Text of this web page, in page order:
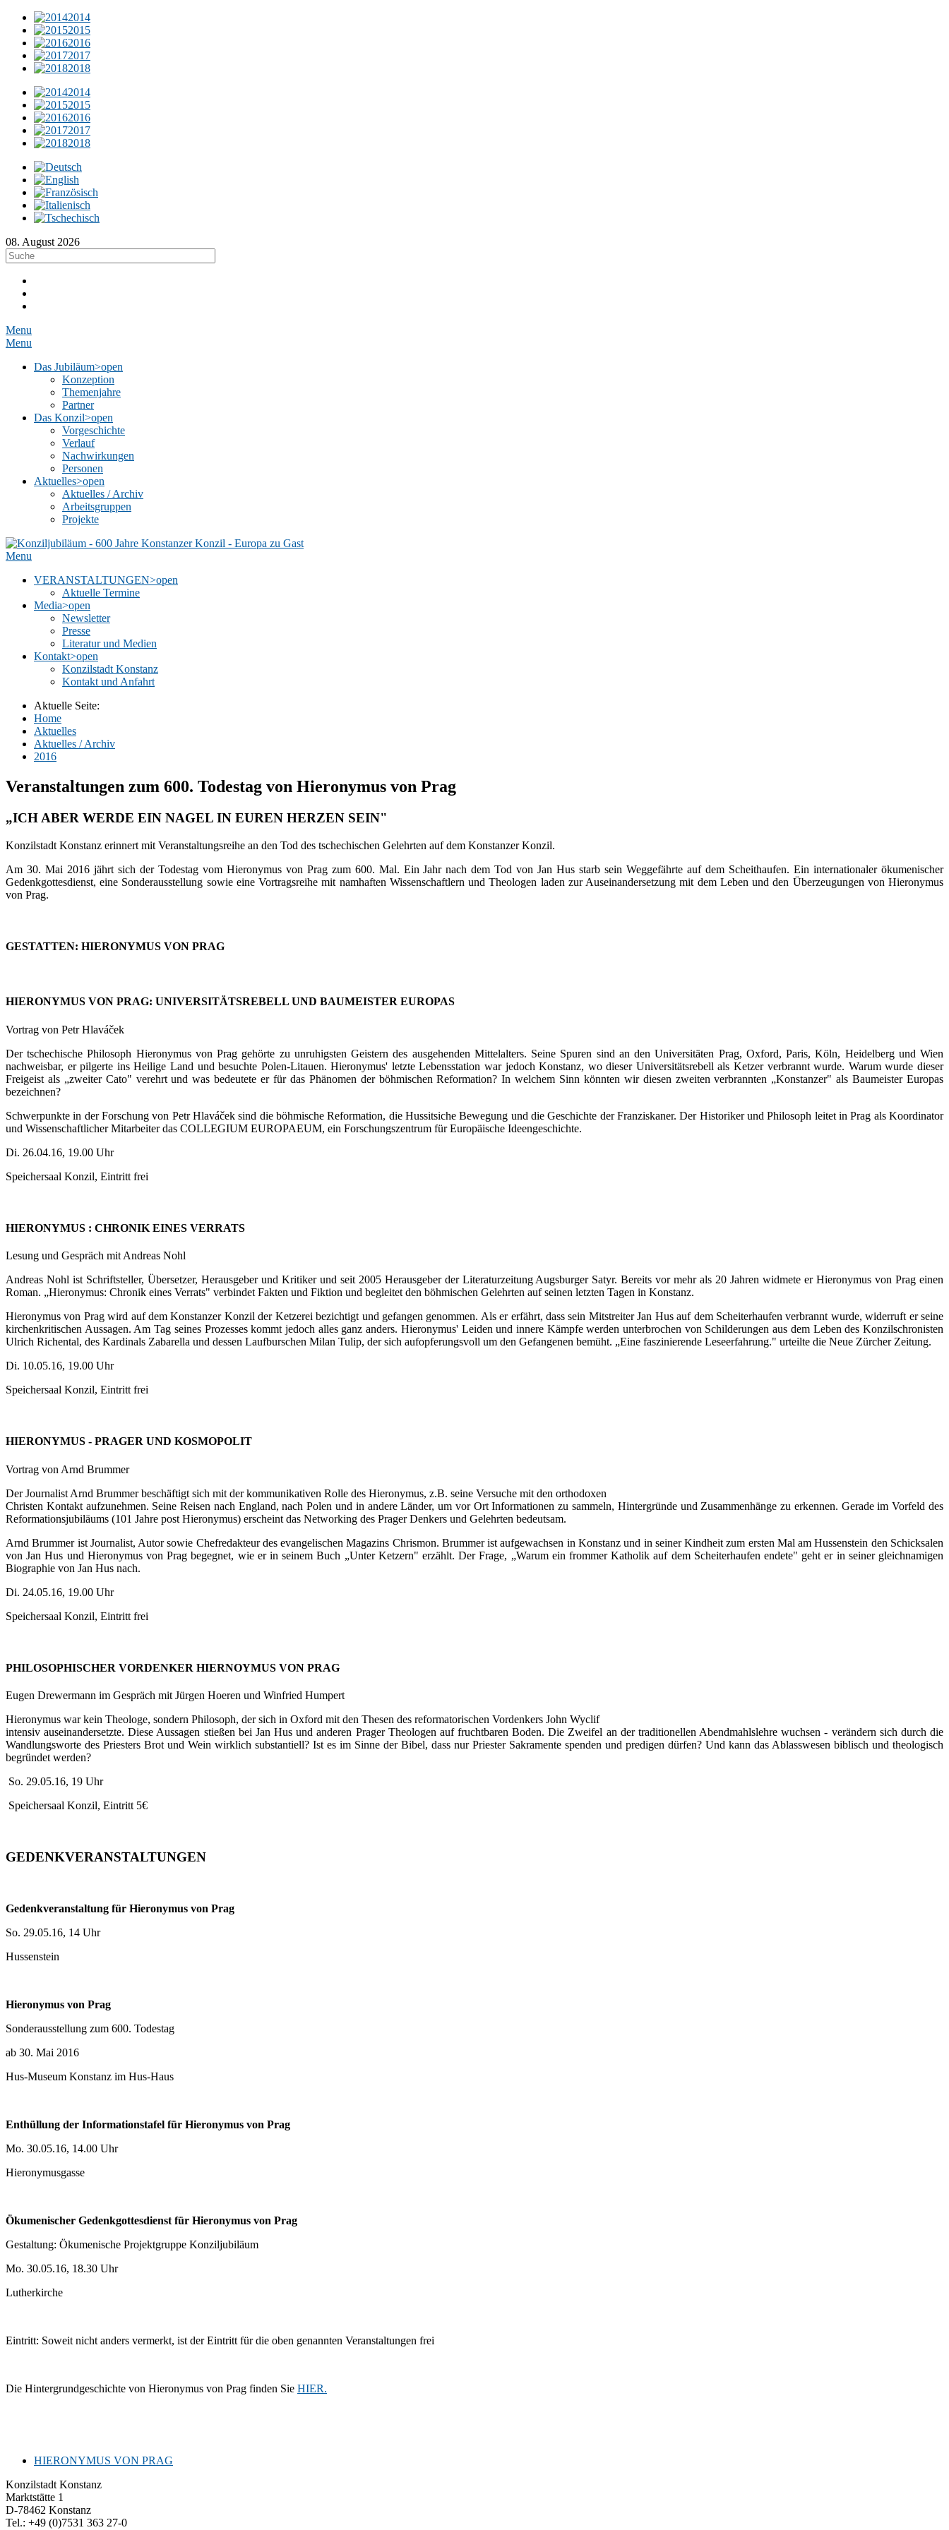
2014
2015
2016
2017
2018
2014
2015
2016
2017
2018
08. August 2026
Menu
Menu
Das Jubiläum>open
Konzeption
Themenjahre
Partner
Das Konzil>open
Vorgeschichte
Verlauf
Nachwirkungen
Personen
Aktuelles>open
Aktuelles / Archiv
Arbeitsgruppen
Projekte
Menu
VERANSTALTUNGEN>open
Aktuelle Termine
Media>open
Newsletter
Presse
Literatur und Medien
Kontakt>open
Konzilstadt Konstanz
Kontakt und Anfahrt
Aktuelle Seite:
Home
Aktuelles
Aktuelles / Archiv
2016
Veranstaltungen zum 600. Todestag von Hieronymus von Prag
„ICH ABER WERDE EIN NAGEL IN EUREN HERZEN SEIN"
Konzilstadt Konstanz erinnert mit Veranstaltungsreihe an den Tod des tschechischen Gelehrten auf dem Konstanzer Konzil.
Am 30. Mai 2016 jährt sich der Todestag vom Hieronymus von Prag zum 600. Mal. Ein Jahr nach dem Tod von Jan Hus starb sein Weggefährte auf dem Scheithaufen. Ein internationaler ökumenischer
Gedenkgottesdienst, eine Sonderausstellung sowie eine Vortragsreihe mit namhaften Wissenschaftlern und Theologen laden zur Auseinandersetzung mit dem Leben und den Überzeugungen von Hieronymus
von Prag.
GESTATTEN: HIERONYMUS VON PRAG
HIERONYMUS VON PRAG: UNIVERSITÄTSREBELL UND BAUMEISTER EUROPAS
Vortrag von Petr Hlaváček
Der tschechische Philosoph Hieronymus von Prag gehörte zu unruhigsten Geistern des ausgehenden Mittelalters. Seine Spuren sind an den Universitäten Prag, Oxford, Paris, Köln, Heidelberg und Wien
nachweisbar, er pilgerte ins Heilige Land und besuchte Polen-Litauen. Hieronymus' letzte Lebensstation war jedoch Konstanz, wo dieser Universitätsrebell als Ketzer verbrannt wurde. Warum wurde dieser
Freigeist als „zweiter Cato" verehrt und was bedeutete er für das Phänomen der böhmischen Reformation? In welchem Sinn könnten wir diesen zweiten verbrannten „Konstanzer" als Baumeister Europas
bezeichnen?
Schwerpunkte in der Forschung von Petr Hlaváček sind die böhmische Reformation, die Hussitsiche Bewegung und die Geschichte der Franziskaner. Der Historiker und Philosoph leitet in Prag als Koordinator
und Wissenschaftlicher Mitarbeiter das COLLEGIUM EUROPAEUM, ein Forschungszentrum für Europäische Ideengeschichte.
Di. 26.04.16, 19.00 Uhr
Speichersaal Konzil, Eintritt frei
HIERONYMUS : CHRONIK EINES VERRATS
Lesung und Gespräch mit Andreas Nohl
Andreas Nohl ist Schriftsteller, Übersetzer, Herausgeber und Kritiker und seit 2005 Herausgeber der Literaturzeitung Augsburger Satyr. Bereits vor mehr als 20 Jahren widmete er Hieronymus von Prag einen
Roman. „Hieronymus: Chronik eines Verrats" verbindet Fakten und Fiktion und begleitet den böhmischen Gelehrten auf seinen letzten Tagen in Konstanz.
Hieronymus von Prag wird auf dem Konstanzer Konzil der Ketzerei bezichtigt und gefangen genommen. Als er erfährt, dass sein Mitstreiter Jan Hus auf dem Scheiterhaufen verbrannt wurde, widerruft er seine
kirchenkritischen Aussagen. Am Tag seines Prozesses kommt jedoch alles ganz anders. Hieronymus' Leiden und innere Kämpfe werden unterbrochen von Schilderungen aus dem Leben des Konzilschronisten
Ulrich Richental, des Kardinals Zabarella und dessen Laufburschen Milan Tulip, der sich aufopferungsvoll um den Gefangenen bemüht. „Eine faszinierende Leseerfahrung." urteilte die Neue Zürcher Zeitung.
Di. 10.05.16, 19.00 Uhr
Speichersaal Konzil, Eintritt frei
HIERONYMUS - PRAGER UND KOSMOPOLIT
Vortrag von Arnd Brummer
Der Journalist Arnd Brummer beschäftigt sich mit der kommunikativen Rolle des Hieronymus, z.B. seine Versuche mit den orthodoxen
Christen Kontakt aufzunehmen. Seine Reisen nach England, nach Polen und in andere Länder, um vor Ort Informationen zu sammeln, Hintergründe und Zusammenhänge zu erkennen. Gerade im Vorfeld des
Reformationsjubiläums (101 Jahre post Hieronymus) erscheint das Networking des Prager Denkers und Gelehrten bedeutsam.
Arnd Brummer ist Journalist, Autor sowie Chefredakteur des evangelischen Magazins Chrismon. Brummer ist aufgewachsen in Konstanz und in seiner Kindheit zum ersten Mal am Hussenstein den Schicksalen
von Jan Hus und Hieronymus von Prag begegnet, wie er in seinem Buch „Unter Ketzern" erzählt. Der Frage, „Warum ein frommer Katholik auf dem Scheiterhaufen endete" geht er in seiner gleichnamigen
Biographie von Jan Hus nach.
Di. 24.05.16, 19.00 Uhr
Speichersaal Konzil, Eintritt frei
PHILOSOPHISCHER VORDENKER HIERNOYMUS VON PRAG
Eugen Drewermann im Gespräch mit Jürgen Hoeren und Winfried Humpert
Hieronymus war kein Theologe, sondern Philosoph, der sich in Oxford mit den Thesen des reformatorischen Vordenkers John Wyclif
intensiv auseinandersetzte. Diese Aussagen stießen bei Jan Hus und anderen Prager Theologen auf fruchtbaren Boden. Die Zweifel an der traditionellen Abendmahlslehre wuchsen - verändern sich durch die
Wandlungsworte des Priesters Brot und Wein wirklich substantiell? Ist es im Sinne der Bibel, dass nur Priester Sakramente spenden und predigen dürfen? Und kann das Ablasswesen biblisch und theologisch
begründet werden?
So. 29.05.16, 19 Uhr
Speichersaal Konzil, Eintritt 5€
GEDENKVERANSTALTUNGEN
Gedenkveranstaltung für Hieronymus von Prag
So. 29.05.16, 14 Uhr
Hussenstein
Hieronymus von Prag
Sonderausstellung zum 600. Todestag
ab 30. Mai 2016
Hus-Museum Konstanz im Hus-Haus
Enthüllung der Informationstafel für Hieronymus von Prag
Mo. 30.05.16, 14.00 Uhr
Hieronymusgasse
Ökumenischer Gedenkgottesdienst für Hieronymus von Prag
Gestaltung: Ökumenische Projektgruppe Konziljubiläum
Mo. 30.05.16, 18.30 Uhr
Lutherkirche
Eintritt: Soweit nicht anders vermerkt, ist der Eintritt für die oben genannten Veranstaltungen frei
Die Hintergrundgeschichte von Hieronymus von Prag finden Sie HIER.
HIERONYMUS VON PRAG
Konzilstadt Konstanz
Marktstätte 1
D-78462 Konstanz
Tel.: +49 (0)7531 363 27-0